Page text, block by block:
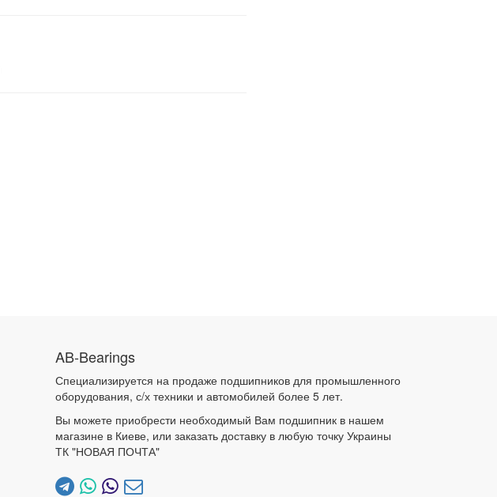
AB-Bearings
Специализируется на продаже подшипников для промышленного
оборудования, с/х техники и автомобилей более 5 лет.
Вы можете приобрести необходимый Вам подшипник в нашем
магазине в Киеве, или заказать доставку в любую точку Украины
ТК "НОВАЯ ПОЧТА"